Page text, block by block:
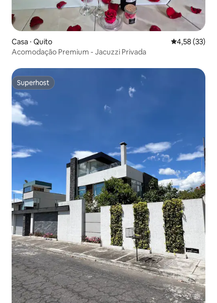
Casa ⋅ Quito 4,58 de uma
4,58 (33)
Acomodação Premium - Jacuzzi Privada
Superhost
Superhost